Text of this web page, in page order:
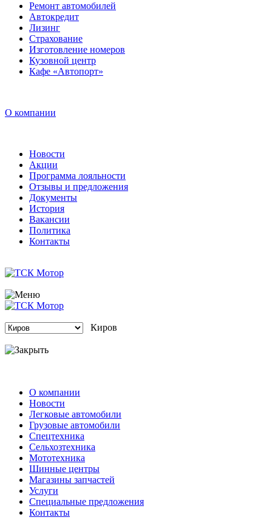
Ремонт автомобилей
Автокредит
Лизинг
Страхование
Изготовление номеров
Кузовной центр
Кафе «Автопорт»
О компании
Новости
Акции
Программа лояльности
Отзывы и предложения
Документы
История
Вакансии
Политика
Контакты
Киров
О компании
Новости
Легковые автомобили
Грузовые автомобили
Спецтехника
Сельхозтехника
Мототехника
Шинные центры
Магазины запчастей
Услуги
Специальные предложения
Контакты